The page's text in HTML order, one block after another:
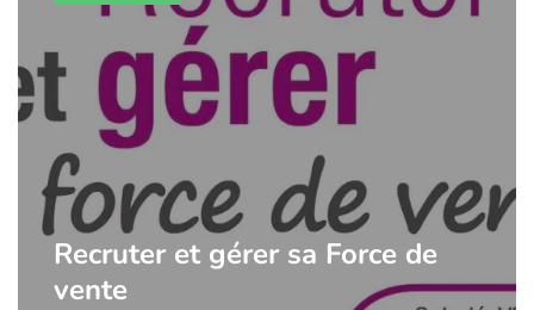
Recruter et gérer sa Force de
vente